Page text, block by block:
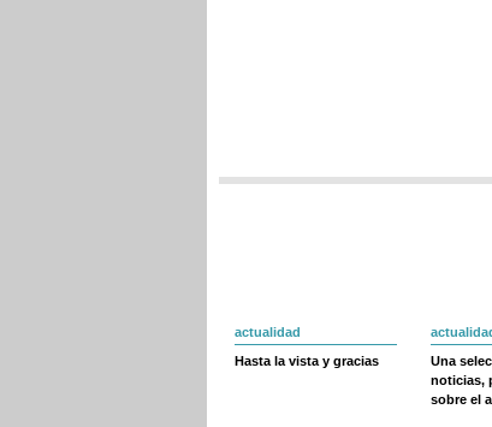
actualidad
Hasta la vista y gracias
Una
noticias,
sobre el